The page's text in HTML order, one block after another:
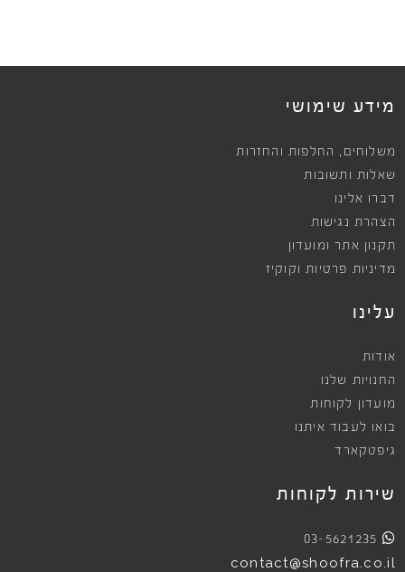
מידע שימושי
משלוחים , החלפות והחזרות
שאלות ותשובות
דברו אלינו
הצהרת נגישות
תקנון אתר ומועדון
מדיניות פרטיות וקוקיז
עלינו
אודות
החנויות שלנו
מועדון לקוחות
בואו לעבוד איתנו
גיפטקארד
שירות לקוחות
03-5621235
contact@shoofra.co.il